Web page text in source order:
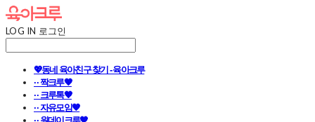
LOG IN 로그인
💖동네 육아친구 찾기 - 육아크루
· · 짝크루🧡
· · 크루톡🧡
· · 자유모임🧡